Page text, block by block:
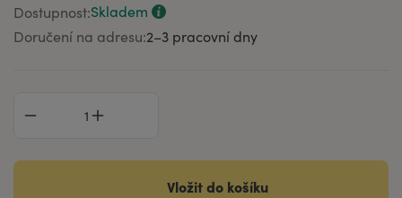
Dostupnost:Skladem
Doručení na adresu:2–⁠3 pracovní dny
Vložit do košíku